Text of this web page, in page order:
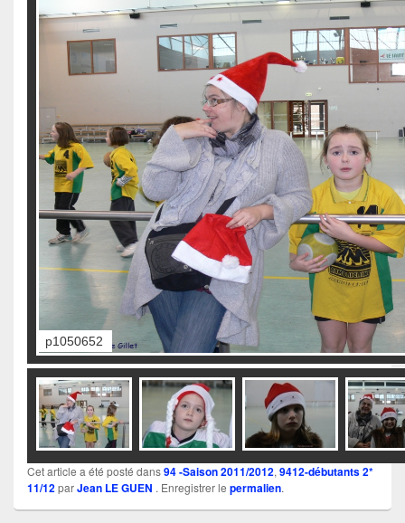
Cet article a été posté dans94 -Saison 2011/2012, 9412-débutants 2*
11/12parJean LE GUEN . Enregistrer le permalien.